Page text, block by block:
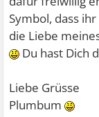
Symbol, dass
die Liebe
Du hast Dich
Liebe Grüsse
Plumbum